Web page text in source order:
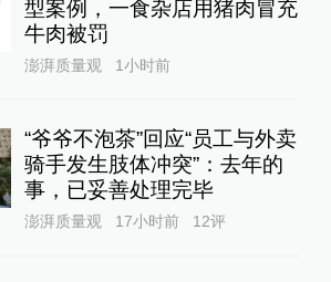
型案例，一食杂店用猪肉冒充
牛肉被罚
澎湃质量观 1小时前
“爷爷不泡茶”回应“员工与外卖
骑手发生肢体冲突”：去年的
事，已妥善处理完毕
澎湃质量观 17小时前 12评